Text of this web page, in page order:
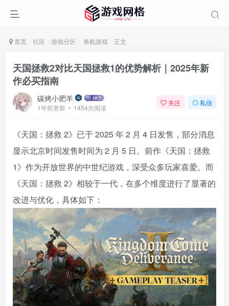
首页 社区 游戏分区 单机游戏 正文
天国拯救2对比天国拯救1的优势解析｜2025年新
作必买指南
碳烤小肥羊
1年前更新 1454次阅读
关注 私信
《天国：拯救 2》已于 2025 年 2 月 4 日发售，部分消息
显示北京时间发售时间为 2 月 5 日。前作《天国：拯救
1》作为开放世界的中世纪游戏，深受众多玩家喜爱。而
《天国：拯救 2》相较于一代，在多个维度进行了显著的
改进与优化，具体如下：